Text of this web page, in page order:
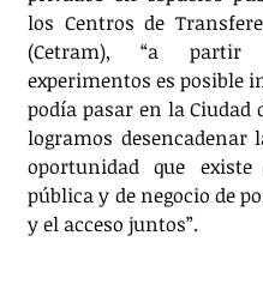
los Centros de
(Cetram), “a partir
experimentos es posible
podía pasar en la Ciudad
logramos desencadenar
oportunidad que
pública y de negocio de
y el acceso juntos”.